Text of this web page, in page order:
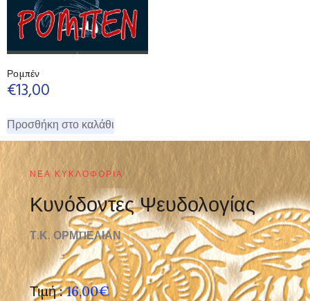
Ρομπέν
€13,00
Προσθήκη στο καλάθι
ΝΈΑ ΚΥΚΛΟΦΟΡΊΑ
Κυνόδοντες Ψευδολογίας
Τ.Κ. ΟΡΜΠΕΛΙΑΝ
Τιμή : 16,00€